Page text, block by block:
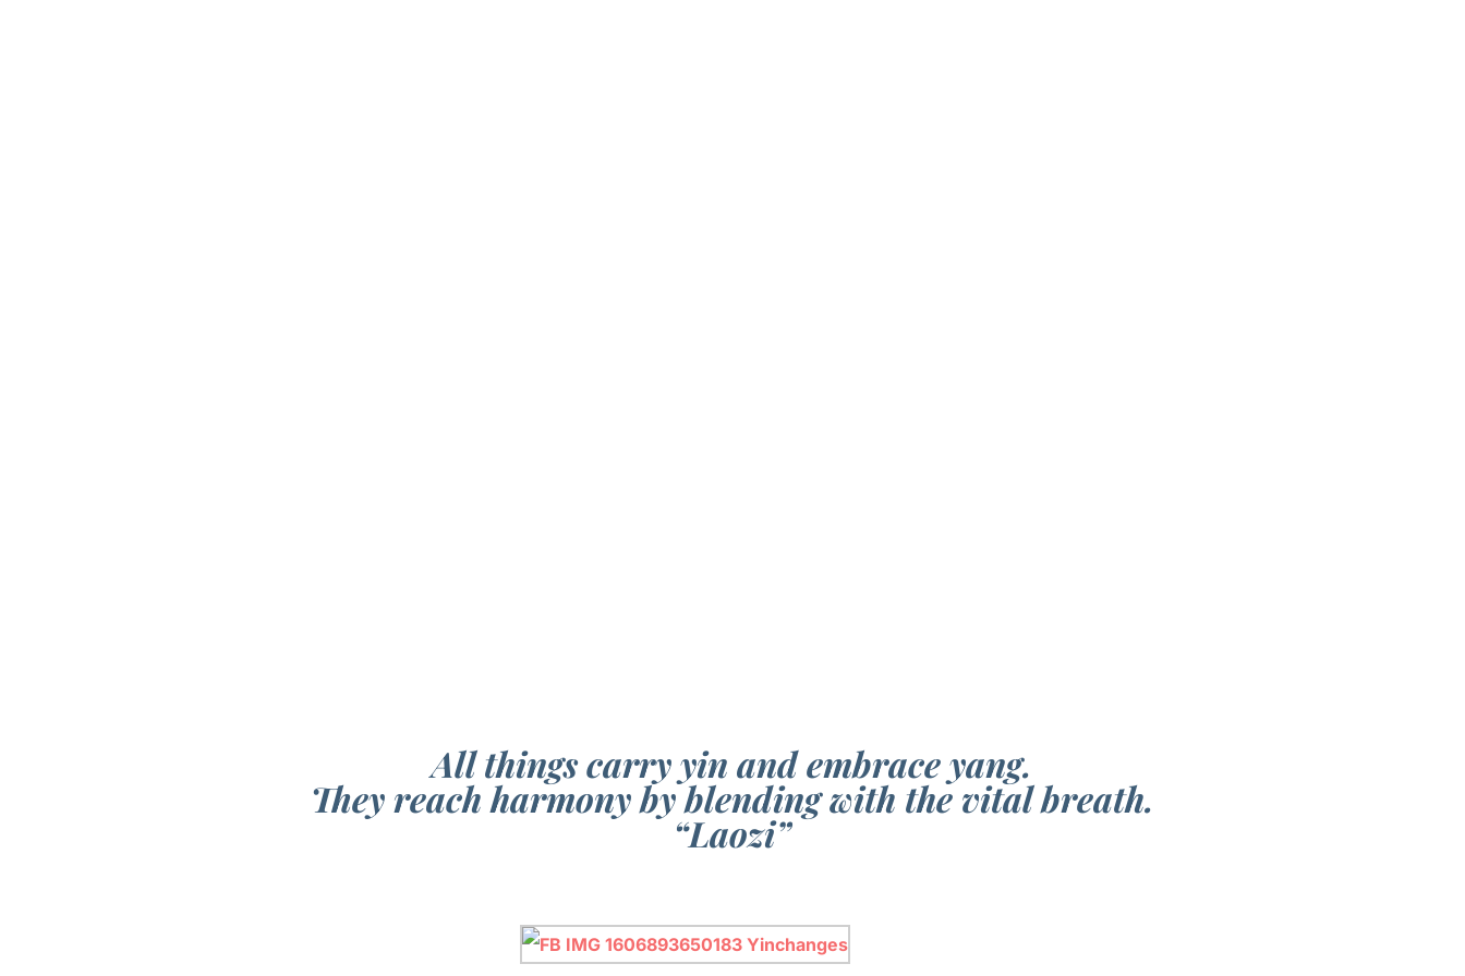
All things carry yin and embrace yang.
They reach harmony by blending with the vital breath.
“Laozi”